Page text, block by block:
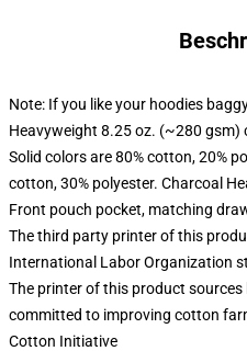
Note: If you like your hoodies
Heavyweight 8.25 oz. (~280 gsm)
Solid colors are 80% cotton, 20%
cotton, 30% polyester. Charcoal
Front pouch pocket, matching
The third party printer of this
International Labor Organization
The printer of this product
committed to improving cotton
Cotton Initiative